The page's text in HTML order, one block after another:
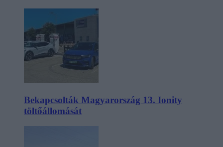
Bekapcsolták Magyarország 13. Ionity
töltőállomását